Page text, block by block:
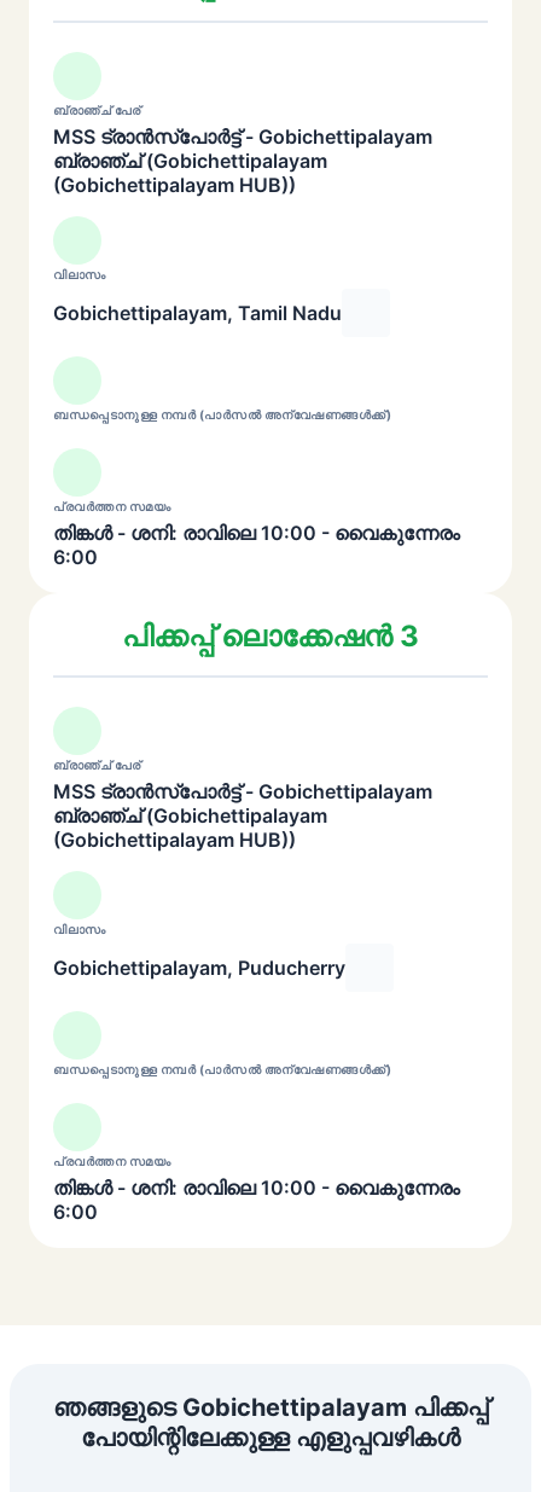
ബ്രാഞ്ച് പേര്
MSS ട്രാൻസ്പോർട്ട് - Gobichettipalayam
ബ്രാഞ്ച് (Gobichettipalayam
(Gobichettipalayam HUB))
വിലാസം
Gobichettipalayam, Tamil Nadu
ബന്ധപ്പെടാനുള്ള നമ്പർ (പാർസൽ അന്വേഷണങ്ങൾക്ക്)
പ്രവർത്തന സമയം
തിങ്കൾ - ശനി: രാവിലെ 10:00 - വൈകുന്നേരം
6:00
പിക്കപ്പ് ലൊക്കേഷൻ 3
ബ്രാഞ്ച് പേര്
MSS ട്രാൻസ്പോർട്ട് - Gobichettipalayam
ബ്രാഞ്ച് (Gobichettipalayam
(Gobichettipalayam HUB))
വിലാസം
Gobichettipalayam, Puducherry
ബന്ധപ്പെടാനുള്ള നമ്പർ (പാർസൽ അന്വേഷണങ്ങൾക്ക്)
പ്രവർത്തന സമയം
തിങ്കൾ - ശനി: രാവിലെ 10:00 - വൈകുന്നേരം
6:00
ഞങ്ങളുടെ Gobichettipalayam പിക്കപ്പ്
പോയിന്റിലേക്കുള്ള എളുപ്പവഴികൾ